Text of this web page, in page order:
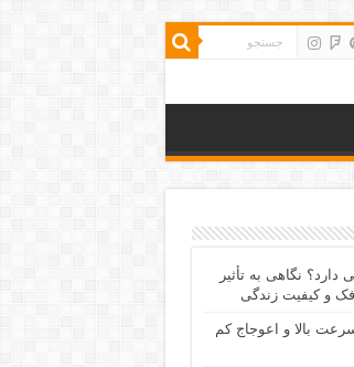
دارد؟ نگاهی به تأثیر
و کیفیت زندگی
بالا و اعوجاج کم